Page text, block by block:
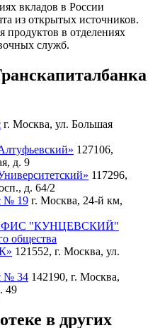
вкладов в России
из открытых источников.
продуктов в отделениях
служб.
г. Москва, ул. Большая
127106,
д. 9
117296,
д. 64/2
№ 19 г. Москва, 24-й км,
"КУНЦЕВСКИЙ"
общества
121552, г. Москва, ул.
№ 34 142190, г. Москва,
49
в других